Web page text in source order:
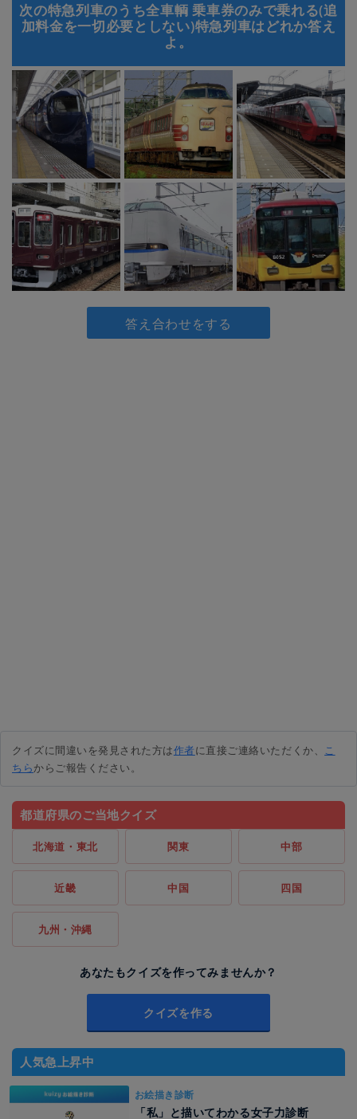
次の特急列車のうち全車輌 乗車券のみで乗れる(追
加料金を一切必要としない)特急列車はどれか答え
よ。
答え合わせをする
クイズに間違いを発見された方は作者に直接ご連絡いただくか、 こ
ちらからご報告ください。
都道府県のご当地クイズ
北海道・東北 関東 中部
近畿 中国 四国
九州・沖縄
あなたもクイズを作ってみませんか？
クイズを作る
人気急上昇中
お絵描き診断
「私」と描いてわかる女子力診断